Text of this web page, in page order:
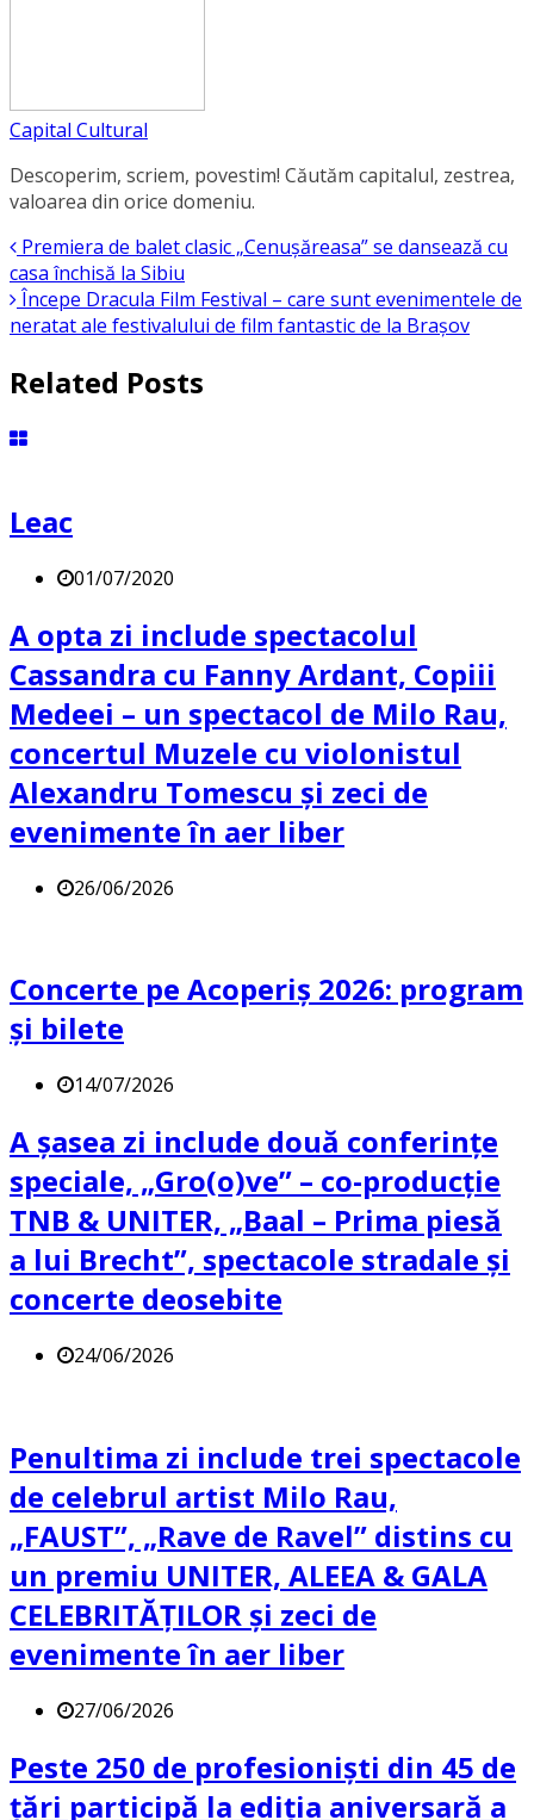
Capital Cultural
Descoperim, scriem, povestim! Căutăm capitalul, zestrea,
valoarea din orice domeniu.
Premiera de balet clasic „Cenușăreasa” se dansează cu
casa închisă la Sibiu
Începe Dracula Film Festival – care sunt evenimentele de
neratat ale festivalului de film fantastic de la Brașov
Related Posts
Leac
01/07/2020
A opta zi include spectacolul
Cassandra cu Fanny Ardant, Copiii
Medeei – un spectacol de Milo Rau,
concertul Muzele cu violonistul
Alexandru Tomescu și zeci de
evenimente în aer liber
26/06/2026
Concerte pe Acoperiș 2026: program
și bilete
14/07/2026
A șasea zi include două conferințe
speciale, „Gro(o)ve” – co-producție
TNB & UNITER, „Baal – Prima piesă
a lui Brecht”, spectacole stradale și
concerte deosebite
24/06/2026
Penultima zi include trei spectacole
de celebrul artist Milo Rau,
„FAUST”, „Rave de Ravel” distins cu
un premiu UNITER, ALEEA & GALA
CELEBRITĂȚILOR și zeci de
evenimente în aer liber
27/06/2026
Peste 250 de profesioniști din 45 de
țări participă la ediția aniversară a